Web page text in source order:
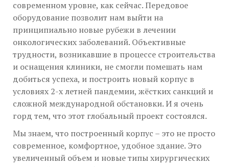
современном уровне, как сейчас. Передовое
оборудование позволит нам выйти на
принципиально новые рубежи в лечении
онкологических заболеваний. Объективные
трудности, возникавшие в процессе строительства
и оснащения клиники, не смогли помешать нам
добиться успеха, и построить новый корпус в
условиях 2-х летней пандемии, жёстких санкций и
сложной международной обстановки. И я очень
горд тем, что этот глобальный проект состоялся.
Мы знаем, что построенный корпус – это не просто
современное, комфортное, удобное здание. Это
увеличенный объем и новые типы хирургических